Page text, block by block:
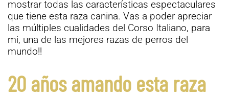
mostrar todas las características espectaculares
que tiene esta raza canina. Vas a poder apreciar
las múltiples cualidades del Corso Italiano, para
mi, una de las mejores razas de perros del
mundo!!
20 años amando esta raza